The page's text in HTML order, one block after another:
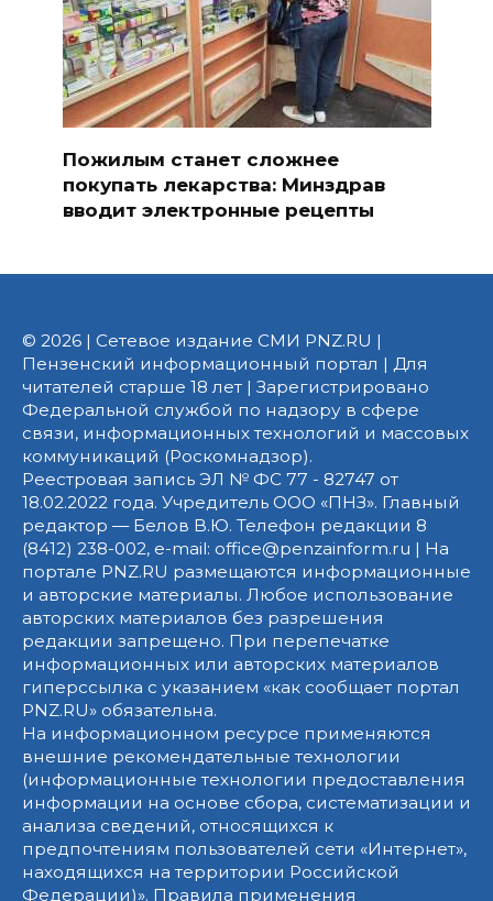
Пожилым станет сложнее
покупать лекарства: Минздрав
вводит электронные рецепты
© 2026 | Сетевое издание СМИ PNZ.RU |
Пензенский информационный портал | Для
читателей старше 18 лет | Зарегистрировано
Федеральной службой по надзору в сфере
связи, информационных технологий и массовых
коммуникаций (Роскомнадзор).
Реестровая запись ЭЛ № ФС 77 - 82747 от
18.02.2022 года. Учредитель ООО «ПНЗ». Главный
редактор — Белов В.Ю. Телефон редакции 8
(8412) 238-002, e-mail: office@penzainform.ru | На
портале PNZ.RU размещаются информационные
и авторские материалы. Любое использование
авторских материалов без разрешения
редакции запрещено. При перепечатке
информационных или авторских материалов
гиперссылка с указанием «как сообщает портал
PNZ.RU» обязательна.
На информационном ресурсе применяются
внешние рекомендательные технологии
(информационные технологии предоставления
информации на основе сбора, систематизации и
анализа сведений, относящихся к
предпочтениям пользователей сети «Интернет»,
находящихся на территории Российской
Федерации)». Правила применения